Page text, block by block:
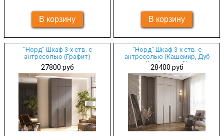
"Норд" Шкаф 3-х ств. с
антресолью (Графит)
27800 руб
"Норд" Шкаф 3-х ств. с
антресолью (Кашемир, Дуб
Крафт серый)
28400 руб